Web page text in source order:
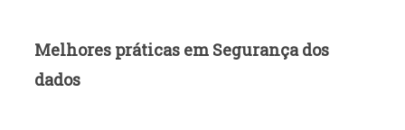
Melhores práticas em Segurança dos
dados